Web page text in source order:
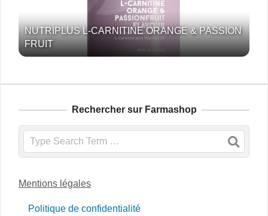
NUTRIPLUS L-CARNITINE ORANGE & PASSION
FRUIT
Rechercher sur Farmashop
Search
Mentions légales
Politique de confidentialité